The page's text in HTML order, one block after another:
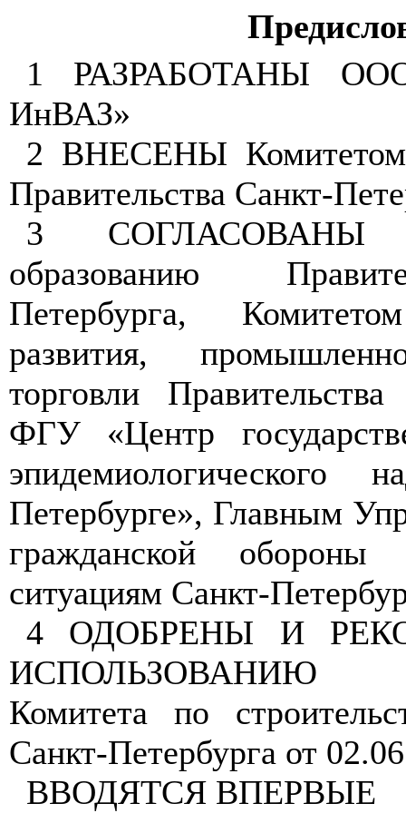
1 РАЗРАБОТАНЫ
ИнВАЗ»
2 ВНЕСЕНЫ Комитетом
Правительства Санкт-
3 СОГЛАСОВАНЫ
образованию
Петербурга,
развития,
торговли
ФГУ «Центр
эпидемиологического
Петербурге», Главным
гражданской
ситуациям Санкт-
4 ОДОБРЕНЫ И
ИСПОЛЬЗОВАНИЮ
Комитета по
Санкт-Петербурга от
ВВОДЯТСЯ ВПЕРВЫЕ